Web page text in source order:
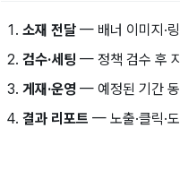
소재 전달 — 배너 이미지·
검수·세팅 — 정책 검수 후
게재·운영 — 예정된 기간
결과 리포트 — 노출·클릭·